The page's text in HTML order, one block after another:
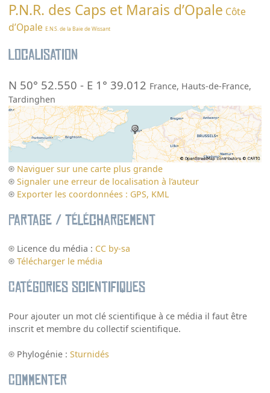
P.N.R. des Caps et Marais d’Opale Côte
d’Opale E.N.S. de la Baie de Wissant
Localisation
N 50° 52.550 - E 1° 39.012 France, Hauts-de-France,
Tardinghen
Naviguer sur une carte plus grande
Signaler une erreur de localisation à l’auteur
Exporter les coordonnées : GPS, KML
Partage / Téléchargement
Licence du média : CC by-sa
Télécharger le média
Catégories scientifiques
Pour ajouter un mot clé scientifique à ce média il faut être
inscrit et membre du collectif scientifique.
Phylogénie :Sturnidés
Commenter